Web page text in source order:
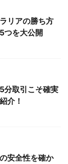
リアの勝ち方
つを大公開
分取引こそ確実
介！
安全性を確か